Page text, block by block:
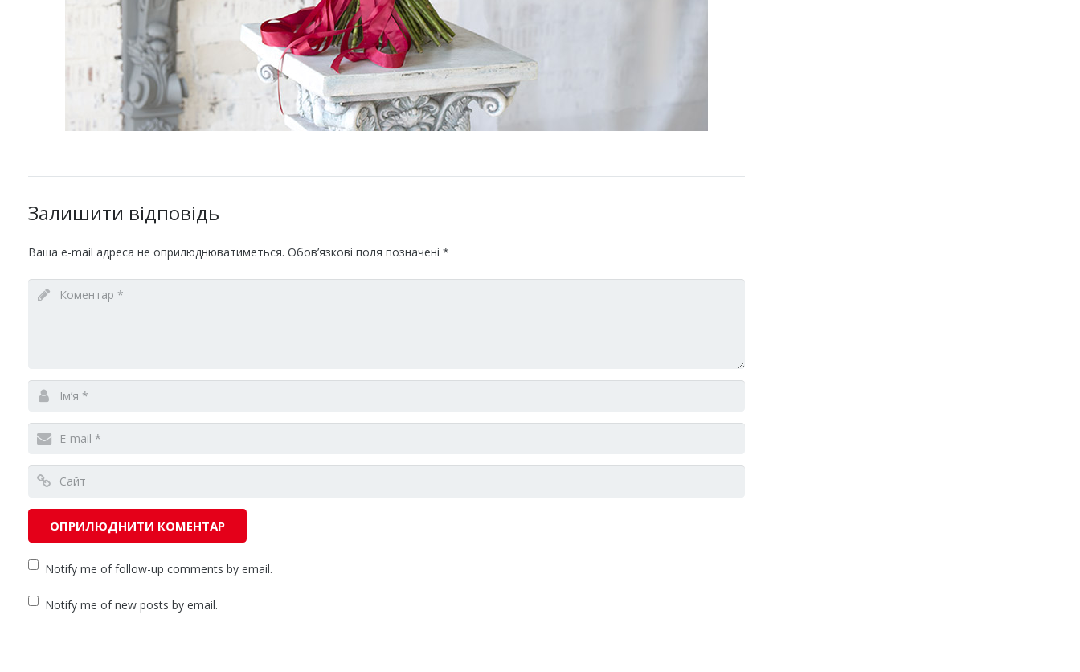
Залишити відповідь
Ваша e-mail адреса не оприлюднюватиметься. Обов’язкові поля позначені *
Notify me of follow-up comments by email.
Notify me of new posts by email.